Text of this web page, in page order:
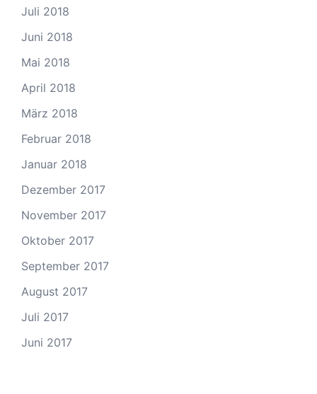
Juli 2018
Juni 2018
Mai 2018
April 2018
März 2018
Februar 2018
Januar 2018
Dezember 2017
November 2017
Oktober 2017
September 2017
August 2017
Juli 2017
Juni 2017